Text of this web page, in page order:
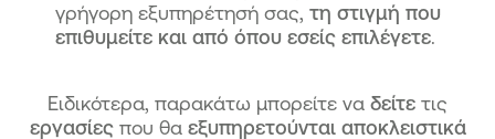
γρήγορη εξυπηρέτησή σας, τη στιγμή που
επιθυμείτε και από όπου εσείς επιλέγετε.
Ειδικότερα, παρακάτω μπορείτε να δείτε τις
εργασίες που θα εξυπηρετούνται αποκλειστικά